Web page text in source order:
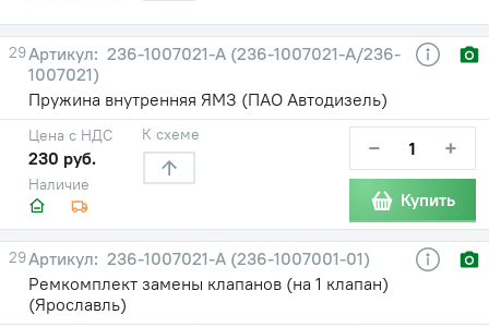
29
236-1007021-А (236-1007021-А/236-
1007021)
Пружина внутренняя ЯМЗ (ПАО Автодизель)
Наличие
Цена с НДС
230 руб.
К схеме − +
Купить
29
236-1007021-А (236-1007001-01)
Ремкомплект замены клапанов (на 1 клапан)
(Ярославль)